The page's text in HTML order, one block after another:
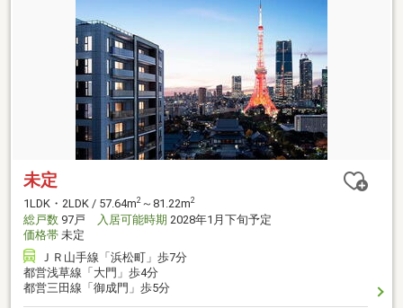
未定
1LDK・2LDK / 57.64m2 ～81.22m2
総戸数 97戸 入居可能時期 2028年1月下旬予定
価格帯 未定
ＪＲ山手線「浜松町」歩7分
都営浅草線「大門」歩4分
都営三田線「御成門」歩5分